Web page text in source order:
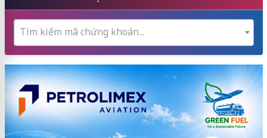
Tìm kiếm mã chứng khoán...